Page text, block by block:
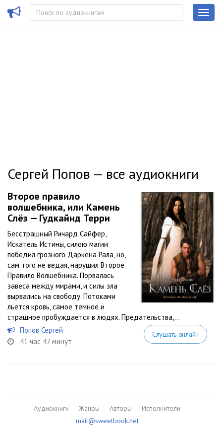
Сергей Попов — все аудиокниги
Второе правило
волшебника, или Камень
Слёз — Гудкайнд Терри
Бесстрашный Ричард Сайфер,
Искатель Истины, силою магии
победил грозного Даркена Рала, но,
сам того не ведая, нарушил Второе
Правило Волшебника. Порвалась
завеса между мирами, и силы зла
вырвались на свободу. Потоками
льется кровь, самое темное и
страшное пробуждается в людях. Предательства,...
Попов Сергей
41 час 47 минут
Слушать онлайн
Аудиокниги Жанры Авторы
Исполнители
mail@sweetbook.net